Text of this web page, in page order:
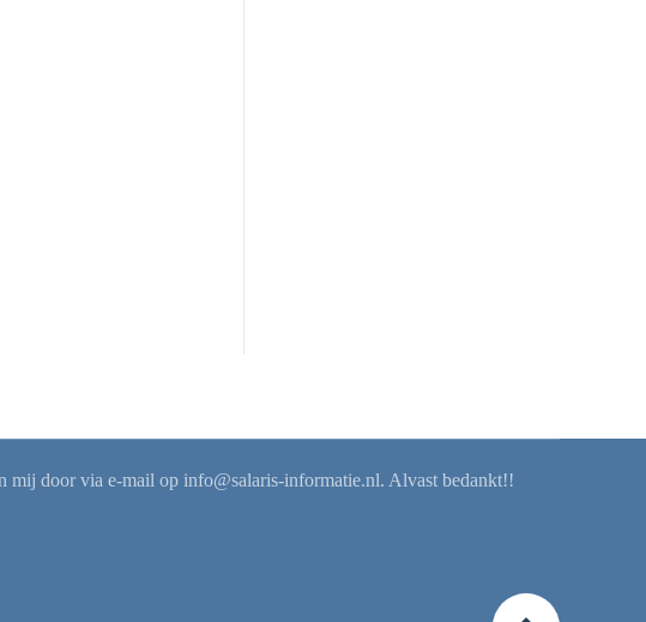
mij door via e-mail op info@salaris-informatie.nl. Alvast bedankt!!